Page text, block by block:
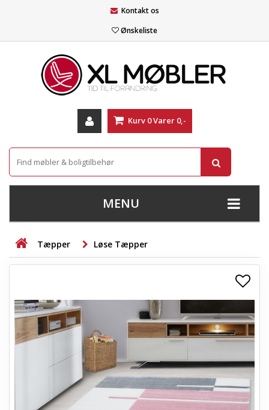
Kontakt os
Ønskeliste
Kurv 0Varer 0,-
MENU
+
STUE
+
+
SOVEVÆRELSE
+
KONTORMØBLER
+
+
Tæpper Løse Tæpper